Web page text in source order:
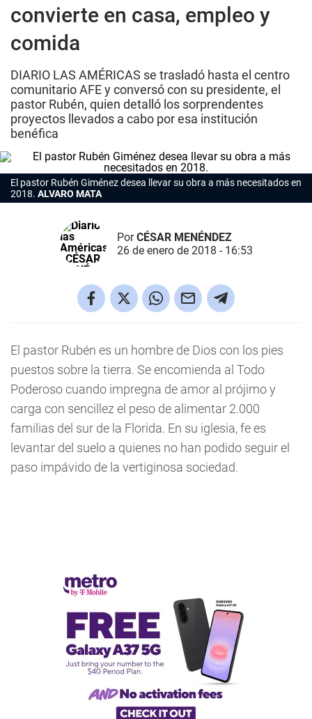
convierte en casa, empleo y
comida
DIARIO LAS AMÉRICAS se trasladó hasta el centro
comunitario AFE y conversó con su presidente, el
pastor Rubén, quien detalló los sorprendentes
proyectos llevados a cabo por esa institución
benéfica
El pastor Rubén Giménez desea llevar su obra a más necesitados en
2018. ALVARO MATA
PorCÉSAR MENÉNDEZ
26 de enero de 2018 - 16:53
El pastor Rubén es un hombre de Dios con los pies
puestos sobre la tierra. Se encomienda al Todo
Poderoso cuando impregna de amor al prójimo y
carga con sencillez el peso de alimentar 2.000
familias del sur de la Florida. En su iglesia, fe es
levantar del suelo a quienes no han podido seguir el
paso impávido de la vertiginosa sociedad.